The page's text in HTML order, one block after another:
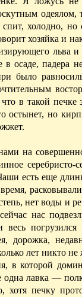
одеялом,
холодно, но
хозяйка и
льва и
в осаде,падера
было
в такой печке
остынет, но
на
серебристо-
есть еще
нет воды и
нас
весь
дорожка,
лет никто
в которой
одна лавка —
хотя печку